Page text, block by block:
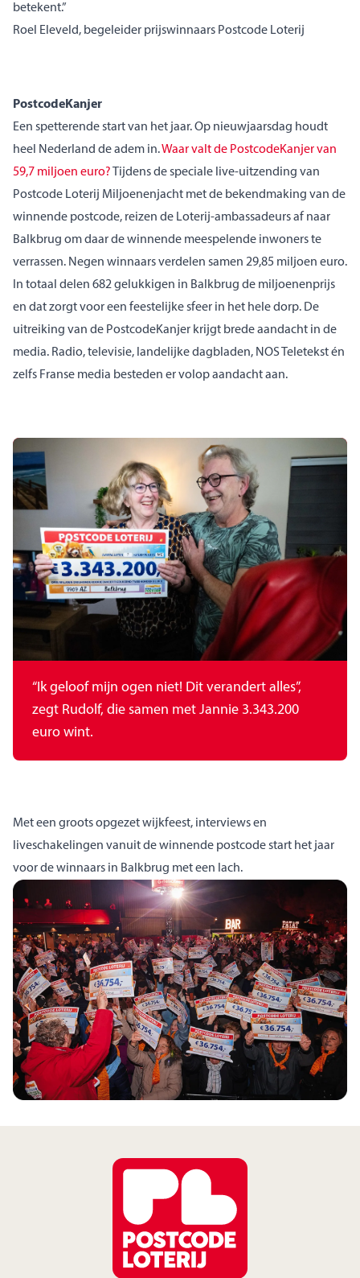
betekent.”
Roel Eleveld, begeleider prijswinnaars Postcode Loterij
PostcodeKanjer
Een spetterende start van het jaar. Op nieuwjaarsdag houdt
heel Nederland de adem in.Waar valt de PostcodeKanjer van
59,7 miljoen euro? Tijdens de speciale live-uitzending van
Postcode Loterij Miljoenenjacht met de bekendmaking van de
winnende postcode, reizen de Loterij-ambassadeurs af naar
Balkbrug om daar de winnende meespelende inwoners te
verrassen. Negen winnaars verdelen samen 29,85 miljoen euro.
In totaal delen 682 gelukkigen in Balkbrug de miljoenenprijs
en dat zorgt voor een feestelijke sfeer in het hele dorp. De
uitreiking van de PostcodeKanjer krijgt brede aandacht in de
media. Radio, televisie, landelijke dagbladen, NOS Teletekst én
zelfs Franse media besteden er volop aandacht aan.
“Ik geloof mijn ogen niet! Dit verandert alles”,
zegt Rudolf, die samen met Jannie 3.343.200
euro wint.
Met een groots opgezet wijkfeest, interviews en
liveschakelingen vanuit de winnende postcode start het jaar
voor de winnaars in Balkbrug met een lach.